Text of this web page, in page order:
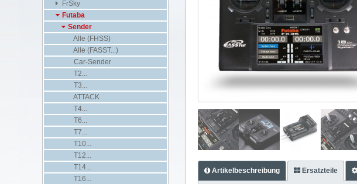
Artikelbeschreibung Ersatzteile
FrSky
Futaba
Sender
Alle (FHSS)
Alle (FASST...)
Car-Sender
T2...
T3...
ATTACK
T4...
T6...
T7...
T10...
T12...
T14...
T16...